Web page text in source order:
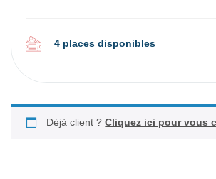
4 places disponibles
Déjà client ?Cliquez ici pour vous